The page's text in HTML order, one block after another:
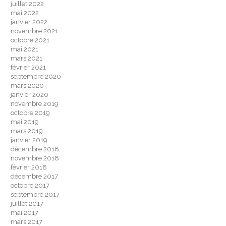
juillet 2022
mai 2022
janvier 2022
novembre 2021
octobre 2021
mai 2021
mars 2021
février 2021
septembre 2020
mars 2020
janvier 2020
novembre 2019
octobre 2019
mai 2019
mars 2019
janvier 2019
décembre 2018
novembre 2018
février 2018
décembre 2017
octobre 2017
septembre 2017
juillet 2017
mai 2017
mars 2017